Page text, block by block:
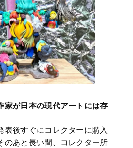
家が日本の現代アートには存
表後すぐにコレクターに購入
のあと長い間、コレクター所